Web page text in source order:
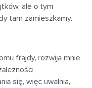
ale o tym
tam zamieszkamy.
frajdy, rozwija mnie
się, więc uwalnia,